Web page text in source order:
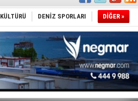
öldürmüş
DENİZ SPORLARI DİĞER »